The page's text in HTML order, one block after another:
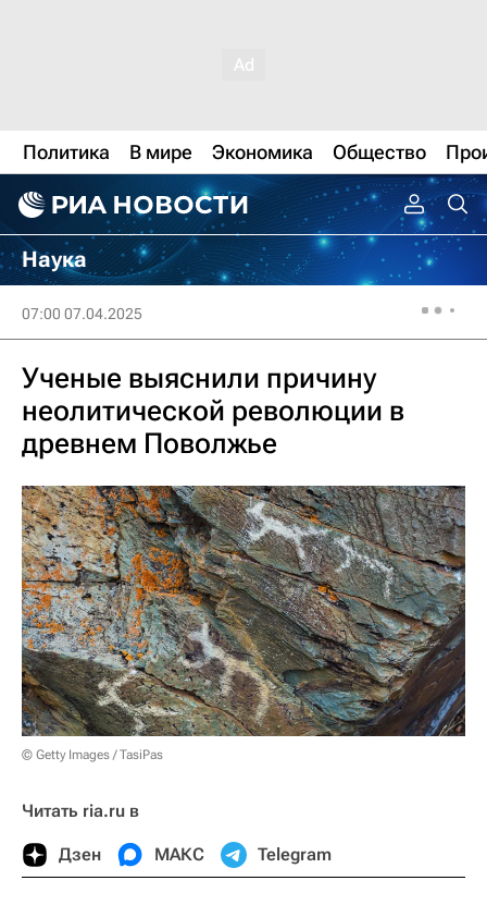
Политика В мире Экономика Общество
Наука
07:00 07.04.2025
Ученые выяснили причину
неолитической революции в
древнем Поволжье
© Getty Images / TasiPas
Читать ria.ru в
Дзен МАКС Telegram